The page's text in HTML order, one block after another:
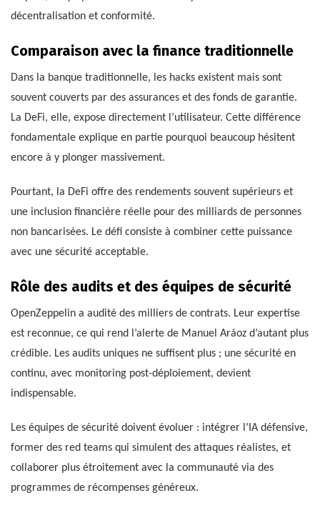
décentralisation et conformité.
Comparaison avec la finance traditionnelle
Dans la banque traditionnelle, les hacks existent mais sont
souvent couverts par des assurances et des fonds de garantie.
La DeFi, elle, expose directement l’utilisateur. Cette différence
fondamentale explique en partie pourquoi beaucoup hésitent
encore à y plonger massivement.
Pourtant, la DeFi offre des rendements souvent supérieurs et
une inclusion financière réelle pour des milliards de personnes
non bancarisées. Le défi consiste à combiner cette puissance
avec une sécurité acceptable.
Rôle des audits et des équipes de sécurité
OpenZeppelin a audité des milliers de contrats. Leur expertise
est reconnue, ce qui rend l’alerte de Manuel Aráoz d’autant plus
crédible. Les audits uniques ne suffisent plus ; une sécurité en
continu, avec monitoring post-déploiement, devient
indispensable.
Les équipes de sécurité doivent évoluer : intégrer l’IA défensive,
former des red teams qui simulent des attaques réalistes, et
collaborer plus étroitement avec la communauté via des
programmes de récompenses généreux.